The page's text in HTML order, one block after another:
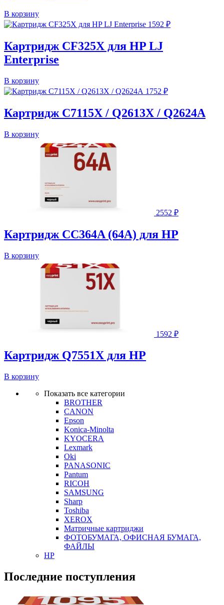
В корзину
1592 ₽
Картридж CF325X для HP LJ
Enterprise
В корзину
1752 ₽
Картридж C7115X / Q2613X / Q2624A
В корзину
2552 ₽
Картридж CC364A (64A) для HP
В корзину
1592 ₽
Картридж Q7551X для HP
В корзину
Показать все категории
BROTHER
CANON
Epson
Konica-Minolta
KYOCERA
Lexmark
Oki
PANASONIC
Pantum
RICOH
SAMSUNG
Sharp
Toshiba
XEROX
Матричные картриджи
ФОТОБУМАГА, ОФИСНАЯ БУМАГА,
ФАЙЛЫ
HP
Последние поступления